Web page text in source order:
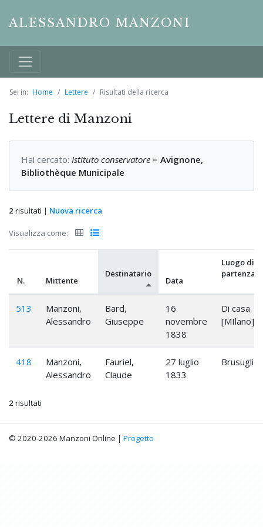
ALESSANDRO MANZONI
Sei in: Home Lettere Risultati della ricerca
Lettere di Manzoni
Hai cercato: Istituto conservatore = Avignone,
Bibliothèque Municipale
2 risultati | Nuova ricerca
Visualizza come:
N. Mittente
Destinatario
Data
Luogo di
partenza
513
Manzoni,
Alessandro
Bard,
Giuseppe
16
novembre
1838
Di casa
[MIlano]
418
Manzoni,
Alessandro
Fauriel,
Claude
27 luglio
1833
Brusuglio
2 risultati
© 2020-2026 Manzoni Online | Progetto